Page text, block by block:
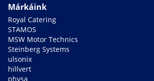
Márkáink
Royal Catering
STAMOS
MSW Motor Technics
Steinberg Systems
ulsonix
hillvert
physa